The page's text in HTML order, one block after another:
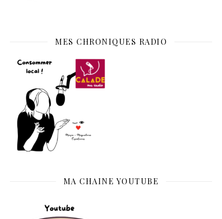
MES CHRONIQUES RADIO
MA CHAINE YOUTUBE